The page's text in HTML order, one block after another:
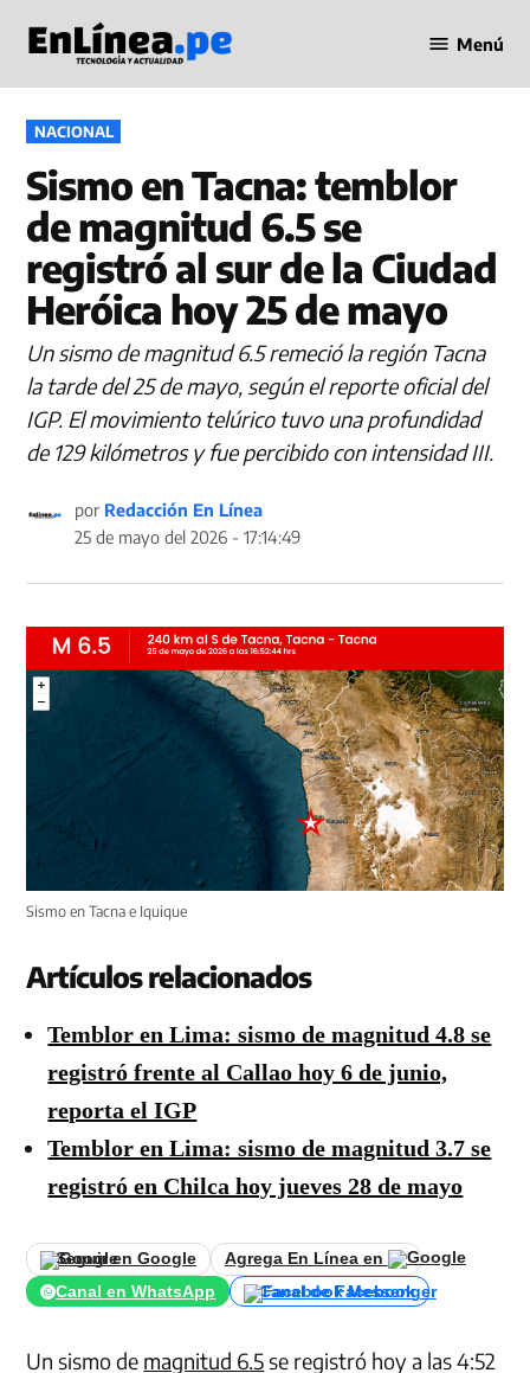
contenido
en Línea
Menú
PUBLICADO
EN
NACIONAL
Sismo en Tacna: temblor
de magnitud 6.5 se
registró al sur de la Ciudad
Heróica hoy 25 de mayo
Un sismo de magnitud 6.5 remeció la región Tacna
la tarde del 25 de mayo, según el reporte oficial del
IGP. El movimiento telúrico tuvo una profundidad
de 129 kilómetros y fue percibido con intensidad III.
por Redacción En Línea
25 de mayo del 2026 - 17:14:49
Sismo en Tacna e Iquique
Artículos relacionados
Temblor en Lima: sismo de magnitud 4.8 se
registró frente al Callao hoy 6 de junio,
reporta el IGP
Temblor en Lima: sismo de magnitud 3.7 se
registró en Chilca hoy jueves 28 de mayo
Seguir en Google
Agrega En Línea en
Canal en WhatsApp
Canal de Facebook
Un sismo de magnitud 6.5se registró hoy a las 4:52